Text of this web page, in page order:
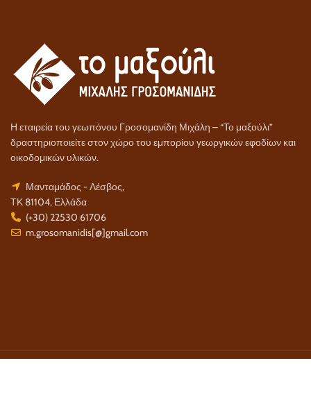
Η εταιρεία του γεωπόνου Γροσομανίδη Μιχάλη – “Το μαξούλι”
δραστηριοποιείτε στον χώρο του εμπορίου γεωργικών εφοδίων και
οικοδομικών υλικών.
Μανταμάδος - Λέσβος,
ΤΚ 81104, Ελλάδα
(+30) 22530 61706
m.grosomanidis[@]gmail.com